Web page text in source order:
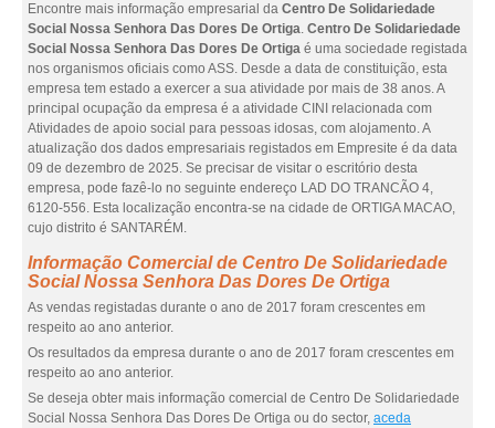
Encontre mais informação empresarial da Centro De Solidariedade
Social Nossa Senhora Das Dores De Ortiga. Centro De Solidariedade
Social Nossa Senhora Das Dores De Ortiga é uma sociedade registada
nos organismos oficiais como ASS. Desde a data de constituição, esta
empresa tem estado a exercer a sua atividade por mais de 38 anos. A
principal ocupação da empresa é a atividade CINI relacionada com
Atividades de apoio social para pessoas idosas, com alojamento. A
atualização dos dados empresariais registados em Empresite é da data
09 de dezembro de 2025. Se precisar de visitar o escritório desta
empresa, pode fazê-lo no seguinte endereço LAD DO TRANCÃO 4,
6120-556. Esta localização encontra-se na cidade de ORTIGA MACAO,
cujo distrito é SANTARÉM.
Informação Comercial de Centro De Solidariedade
Social Nossa Senhora Das Dores De Ortiga
As vendas registadas durante o ano de 2017 foram crescentes em
respeito ao ano anterior.
Os resultados da empresa durante o ano de 2017 foram crescentes em
respeito ao ano anterior.
Se deseja obter mais informação comercial de Centro De Solidariedade
Social Nossa Senhora Das Dores De Ortiga ou do sector, aceda